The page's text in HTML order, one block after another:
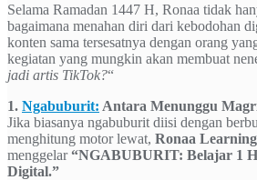
Selama Ramadan 1447 H, Ronaa tidak
bagaimana menahan diri dari kebodohan
konten sama tersesatnya dengan orang
kegiatan yang mungkin akan membuat
jadi artis TikTok?“
1. Ngabuburit: Antara Menunggu
Jika biasanya ngabuburit diisi dengan
menghitung motor lewat, Ronaa
menggelar“NGABUBURIT: Belajar 1
Digital.”